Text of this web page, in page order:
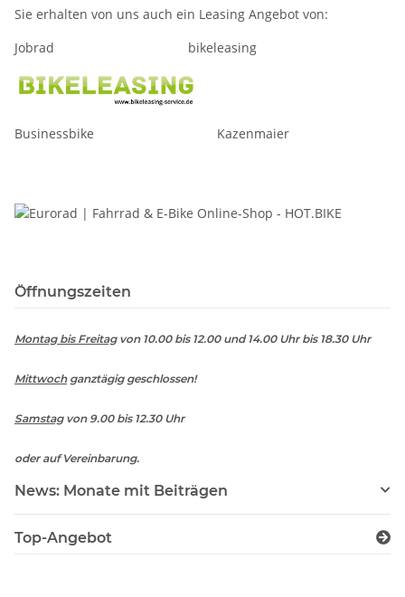
Sie erhalten von uns auch ein Leasing Angebot von:
Jobrad bikeleasing
Businessbike Kazenmaier
Öffnungszeiten
Montag bis Freitagvon 10.00 bis 12.00 und 14.00 Uhr bis 18.30 Uhr
Mittwochganztägig geschlossen!
Samstagvon 9.00 bis 12.30 Uhr
oder auf Vereinbarung.
News: Monate mit Beiträgen
Top-Angebot